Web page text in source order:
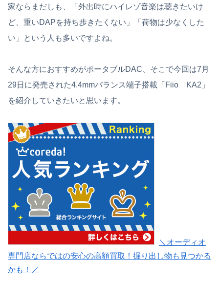
家ならまだしも、「外出時にハイレゾ音楽は聴きたいけ
ど、重いDAPを持ち歩きたくない」「荷物は少なくした
い」という人も多いですよね。
そんな方におすすめがポータブルDAC、そこで今回は7月
29日に発売された4.4mmバランス端子搭載「Fiio KA2」
を紹介していきたいと思います。
＼オーディオ
専門店ならではの安心の高額買取！掘り出し物も見つかる
かも！／